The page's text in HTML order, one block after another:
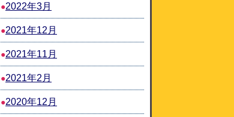
2022年3月
2021年12月
2021年11月
2021年2月
2020年12月